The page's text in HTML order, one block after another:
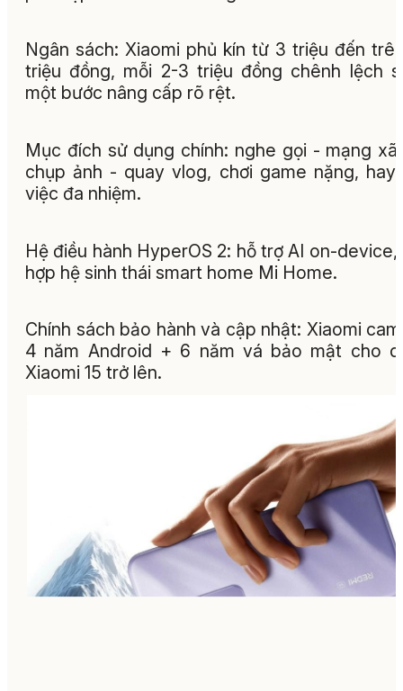
Ngân sách: Xiaomi phủ kín từ 3 triệu đến
triệu đồng, mỗi 2-3 triệu đồng chênh lệch
một bước nâng cấp rõ rệt.
Mục đích sử dụng chính: nghe gọi - mạng xã
chụp ảnh - quay vlog, chơi game nặng, hay
việc đa nhiệm.
Hệ điều hành HyperOS 2: hỗ trợ AI on-device,
hợp hệ sinh thái smart home Mi Home.
Chính sách bảo hành và cập nhật: Xiaomi
4 năm Android + 6 năm vá bảo mật cho
Xiaomi 15 trở lên.